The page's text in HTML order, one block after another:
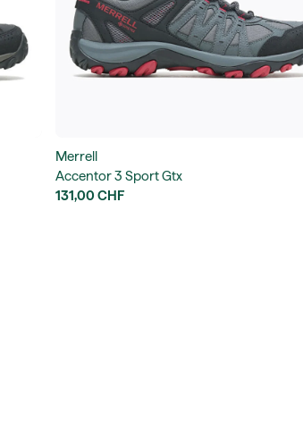
Merrell
Accentor 3 Sport Gtx
131,00 CHF